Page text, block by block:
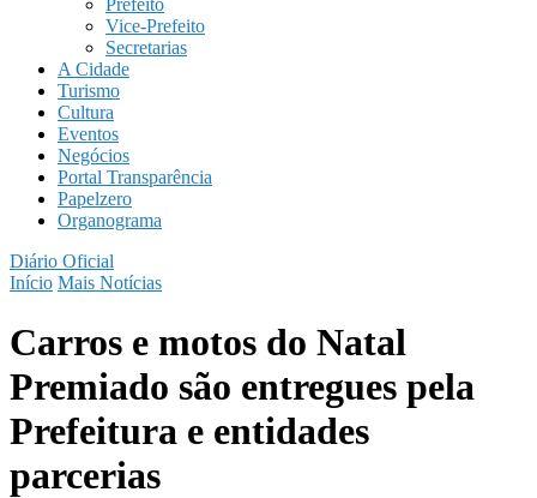
Prefeito
Vice-Prefeito
Secretarias
A Cidade
Turismo
Cultura
Eventos
Negócios
Portal Transparência
Papelzero
Organograma
Diário Oficial
Início Mais Notícias
Carros e motos do Natal
Premiado são entregues pela
Prefeitura e entidades
parcerias